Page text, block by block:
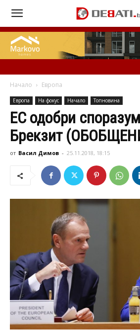
Начало Европа
Европа На фокус Начало Топновина
ЕС одобри
Брекзит
от Васил Димов - 25.11.2018, 18:15